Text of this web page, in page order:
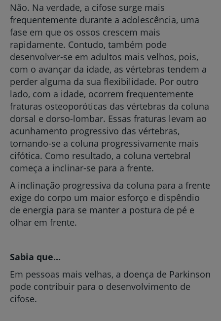
Não. Na verdade, a cifose surge mais
frequentemente durante a adolescência, uma
fase em que os ossos crescem mais
rapidamente. Contudo, também pode
desenvolver-se em adultos mais velhos, pois,
com o avançar da idade, as vértebras tendem a
perder alguma da sua flexibilidade. Por outro
lado, com a idade, ocorrem frequentemente
fraturas osteoporóticas das vértebras da coluna
dorsal e dorso-lombar. Essas fraturas levam ao
acunhamento progressivo das vértebras,
tornando-se a coluna progressivamente mais
cifótica. Como resultado, a coluna vertebral
começa a inclinar-se para a frente.
A inclinação progressiva da coluna para a frente
exige do corpo um maior esforço e dispêndio
de energia para se manter a postura de pé e
olhar em frente.
Sabia que...
Em pessoas mais velhas, a doença de Parkinson
pode contribuir para o desenvolvimento de
cifose.